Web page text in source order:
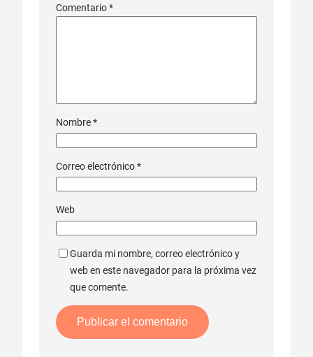
Comentario*
Nombre*
Correo electrónico*
Web
Guarda mi nombre, correo electrónico y
web en este navegador para la próxima vez
que comente.